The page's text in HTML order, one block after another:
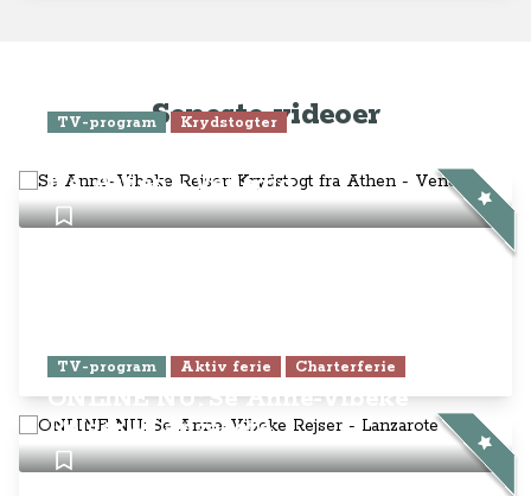
Seneste videoer
TV-program Krydstogter
fra Athen - Venedig
TV-program Aktiv ferie Charterferie
ONLINE NU: Se Anne-Vibeke
Rejser - Lanzarote